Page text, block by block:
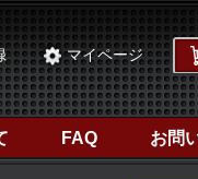
マイページ
FAQ お問